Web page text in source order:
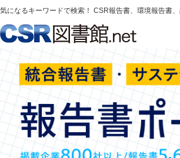
気になるキーワードで検索！ CSR報告書、環境報告書